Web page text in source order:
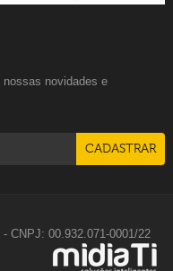
novidades e
CNPJ: 00.932.071-0001/22